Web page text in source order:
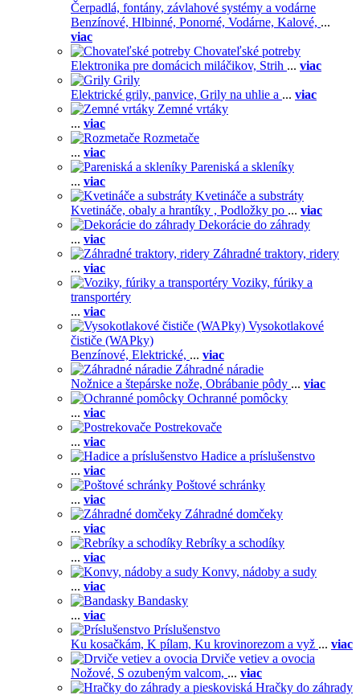
Čerpadlá, fontány, závlahové systémy a vodárne
Benzínové, Hlbinné, Ponorné, Vodárne, Kalové, ...
viac
Chovateľské potreby
Elektronika pre domácich miláčikov, Strih ... viac
Grily
Elektrické grily, panvice, Grily na uhlie a ... viac
Zemné vrtáky
... viac
Rozmetače
... viac
Pareniská a skleníky
... viac
Kvetináče a substráty
Kvetináče, obaly a hrantíky , Podložky po ... viac
Dekorácie do záhrady
... viac
Záhradné traktory, ridery
... viac
Voziky, fúriky a
transportéry
... viac
Vysokotlakové
čističe (WAPky)
Benzínové, Elektrické, ... viac
Záhradné náradie
Nožnice a štepárske nože, Obrábanie pôdy ... viac
Ochranné pomôcky
... viac
Postrekovače
... viac
Hadice a príslušenstvo
... viac
Poštové schránky
... viac
Záhradné domčeky
... viac
Rebríky a schodíky
... viac
Konvy, nádoby a sudy
... viac
Bandasky
... viac
Príslušenstvo
Ku kosačkám, K pílam, Ku krovinorezom a vyž ... viac
Drviče vetiev a ovocia
Nožové, S ozubeným valcom, ... viac
Hračky do záhrady